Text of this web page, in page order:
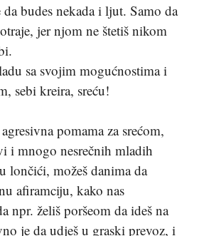
budes nekada i ljut. Samo da
jer njom ne štetiš nikom
sa svojim mogućnostima i
sebi kreira, sreću!
pomama za srećom,
i mnogo nesrečnih mladih
lončići, možeš danima da
afiramciju, kako nas
npr. želiš poršeom da ideš na
je da udješ u graski prevoz, i